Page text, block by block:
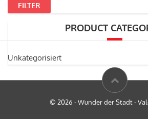
FILTER
PRODUCT
Unkategorisiert
© 2026 - Wunder der Stadt -